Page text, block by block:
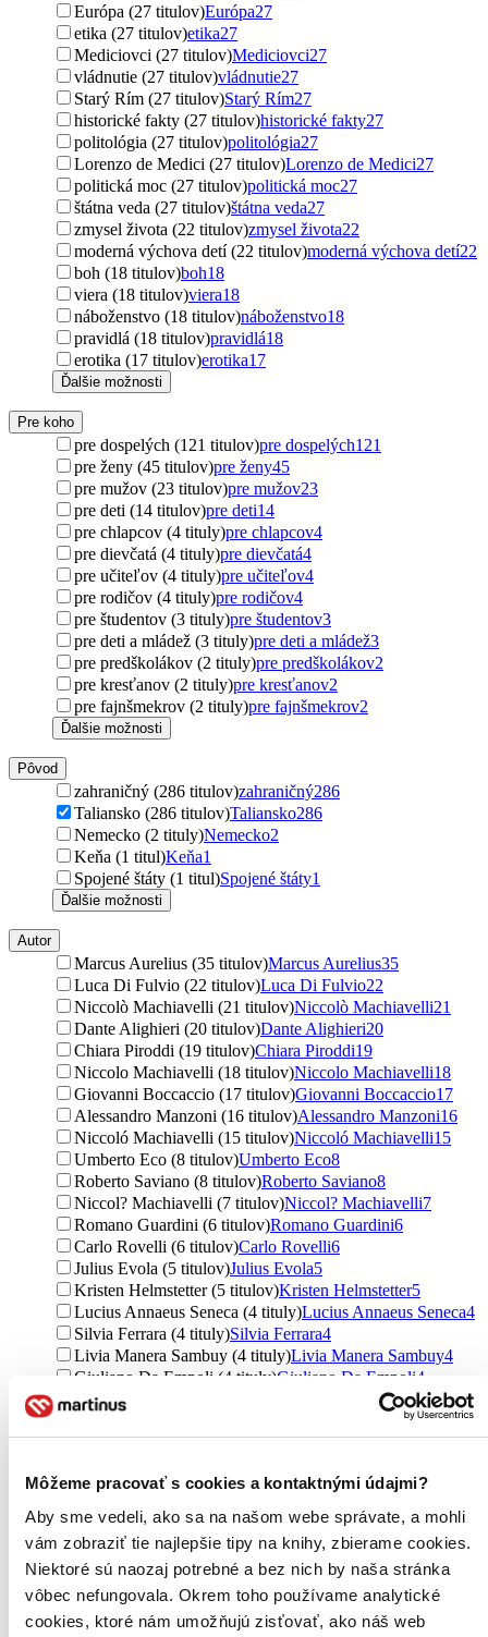
Môžeme pracovať s cookies a kontaktnými údajmi?
Aby sme vedeli, ako sa na našom webe správate, a mohli
vám zobraziť tie najlepšie tipy na knihy, zbierame cookies.
Niektoré sú naozaj potrebné a bez nich by naša stránka
vôbec nefungovala. Okrem toho používame analytické
cookies, ktoré nám umožňujú zisťovať, ako náš web
Európa (27 titulov)Európa27
etika (27 titulov)etika27
Mediciovci (27 titulov)Mediciovci27
vládnutie (27 titulov)vládnutie27
Starý Rím (27 titulov)Starý Rím27
historické fakty (27 titulov)historické fakty27
politológia (27 titulov)politológia27
Lorenzo de Medici (27 titulov)Lorenzo de Medici27
politická moc (27 titulov)politická moc27
štátna veda (27 titulov)štátna veda27
zmysel života (22 titulov)zmysel života22
moderná výchova detí (22 titulov)moderná výchova detí22
boh (18 titulov)boh18
viera (18 titulov)viera18
náboženstvo (18 titulov)náboženstvo18
pravidlá (18 titulov)pravidlá18
erotika (17 titulov)erotika17
Ďalšie možnosti
Pre koho
pre dospelých (121 titulov)pre dospelých121
pre ženy (45 titulov)pre ženy45
pre mužov (23 titulov)pre mužov23
pre deti (14 titulov)pre deti14
pre chlapcov (4 tituly)pre chlapcov4
pre dievčatá (4 tituly)pre dievčatá4
pre učiteľov (4 tituly)pre učiteľov4
pre rodičov (4 tituly)pre rodičov4
pre študentov (3 tituly)pre študentov3
pre deti a mládež (3 tituly)pre deti a mládež3
pre predškolákov (2 tituly)pre predškolákov2
pre kresťanov (2 tituly)pre kresťanov2
pre fajnšmekrov (2 tituly)pre fajnšmekrov2
Ďalšie možnosti
Pôvod
zahraničný (286 titulov)zahraničný286
Taliansko (286 titulov)Taliansko286
Nemecko (2 tituly)Nemecko2
Keňa (1 titul)Keňa1
Spojené štáty (1 titul)Spojené štáty1
Ďalšie možnosti
Autor
Marcus Aurelius (35 titulov)Marcus Aurelius35
Luca Di Fulvio (22 titulov)Luca Di Fulvio22
Niccolò Machiavelli (21 titulov)Niccolò Machiavelli21
Dante Alighieri (20 titulov)Dante Alighieri20
Chiara Piroddi (19 titulov)Chiara Piroddi19
Niccolo Machiavelli (18 titulov)Niccolo Machiavelli18
Giovanni Boccaccio (17 titulov)Giovanni Boccaccio17
Alessandro Manzoni (16 titulov)Alessandro Manzoni16
Niccoló Machiavelli (15 titulov)Niccoló Machiavelli15
Umberto Eco (8 titulov)Umberto Eco8
Roberto Saviano (8 titulov)Roberto Saviano8
Niccol? Machiavelli (7 titulov)Niccol? Machiavelli7
Romano Guardini (6 titulov)Romano Guardini6
Carlo Rovelli (6 titulov)Carlo Rovelli6
Julius Evola (5 titulov)Julius Evola5
Kristen Helmstetter (5 titulov)Kristen Helmstetter5
Lucius Annaeus Seneca (4 tituly)Lucius Annaeus Seneca4
Silvia Ferrara (4 tituly)Silvia Ferrara4
Livia Manera Sambuy (4 tituly)Livia Manera Sambuy4
Giuliano Da Empoli (4 tituly)Giuliano Da Empoli 4
Telmo Pievani (4 tituly)
Claudio Magris (3 tituly)Claudio Magris3
Maria Montessori (3 tituly)Maria Montessori3
Marco Magrini (3 tituly)
Marco Magrini
Sepp de Giampietro (3 tituly)
Sepp de Giampietro
Rossella Genovese (3 tituly)Rossella Genovese3
Maura Montagna (3 tituly) Maura Montagna3
Guido Barbujani (3 tituly)Guido Barbujani3
Ďalšie možnosti